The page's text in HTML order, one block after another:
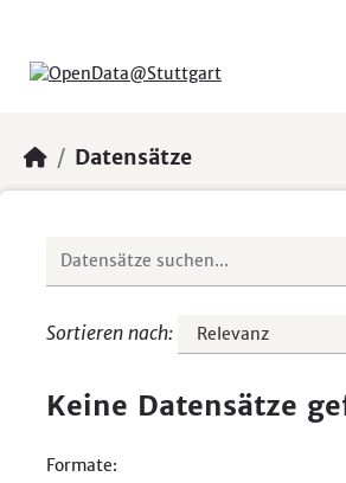
Datensätze
Sortieren nach
Keine Datensätze
Formate: